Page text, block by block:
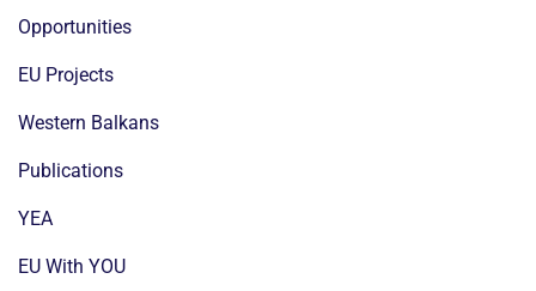
Opportunities
EU Projects
Western Balkans
Publications
YEA
EU With YOU